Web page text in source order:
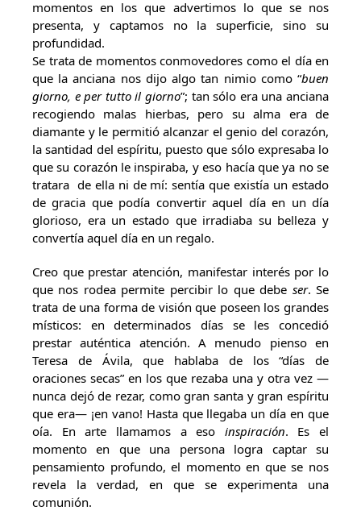
momentos en los que advertimos lo que se nos
presenta, y captamos no la superficie, sino su
profundidad.
Se trata de momentos conmovedores como el día en
que la anciana nos dijo algo tan nimio como “buen
giorno, e per tutto il giorno”; tan sólo era una anciana
recogiendo malas hierbas, pero su alma era de
diamante y le permitió alcanzar el genio del corazón,
la santidad del espíritu, puesto que sólo expresaba lo
que su corazón le inspiraba, y eso hacía que ya no se
tratara de ella ni de mí: sentía que existía un estado
de gracia que podía convertir aquel día en un día
glorioso, era un estado que irradiaba su belleza y
convertía aquel día en un regalo.
Creo que prestar atención, manifestar interés por lo
que nos rodea permite percibir lo que debe ser. Se
trata de una forma de visión que poseen los grandes
místicos: en determinados días se les concedió
prestar auténtica atención. A menudo pienso en
Teresa de Ávila, que hablaba de los “días de
oraciones secas” en los que rezaba una y otra vez —
nunca dejó de rezar, como gran santa y gran espíritu
que era— ¡en vano! Hasta que llegaba un día en que
oía. En arte llamamos a eso inspiración. Es el
momento en que una persona logra captar su
pensamiento profundo, el momento en que se nos
revela la verdad, en que se experimenta una
comunión.